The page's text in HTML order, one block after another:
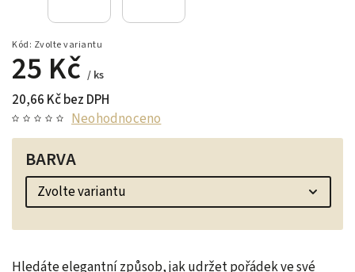
Kód: Zvolte variantu
25 Kč / ks
20,66 Kč bez DPH
Neohodnoceno
Hledáte elegantní způsob, jak udržet pořádek ve své
BARVA